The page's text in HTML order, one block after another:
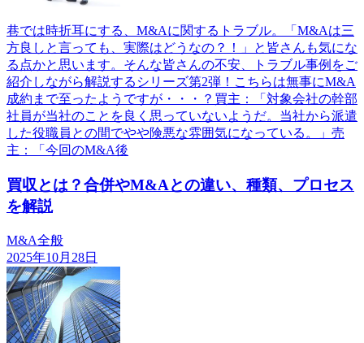
巷では時折耳にする、M&Aに関するトラブル。「M&Aは三
方良しと言っても、実際はどうなの？！」と皆さんも気にな
る点かと思います。そんな皆さんの不安、トラブル事例をご
紹介しながら解説するシリーズ第2弾！こちらは無事にM&A
成約まで至ったようですが・・・？買主：「対象会社の幹部
社員が当社のことを良く思っていないようだ。当社から派遣
した役職員との間でやや険悪な雰囲気になっている。」売
主：「今回のM&A後
買収とは？合併やM&Aとの違い、種類、プロセス
を解説
M&A全般
2025年10月28日